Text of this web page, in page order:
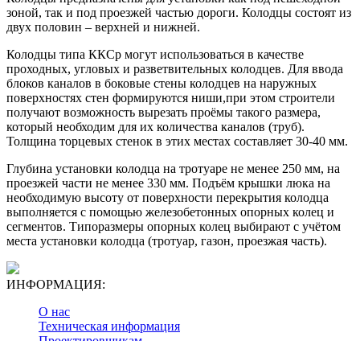
зоной, так и под проезжей частью дороги. Колодцы состоят из
двух половин – верхней и нижней.
Колодцы типа ККСр могут использоваться в качестве
проходных, угловых и разветвительных колодцев. Для ввода
блоков каналов в боковые стены колодцев на наружных
поверхностях стен формируются ниши,при этом строители
получают возможность вырезать проёмы такого размера,
который необходим для их количества каналов (труб).
Толщина торцевых стенок в этих местах составляет 30-40 мм.
Глубина установки колодца на тротуаре не менее 250 мм, на
проезжей части не менее 330 мм. Подъём крышки люка на
необходимую высоту от поверхности перекрытия колодца
выполняется с помощью железобетонных опорных колец и
сегментов. Типоразмеры опорных колец выбирают с учётом
места установки колодца (тротуар, газон, проезжая часть).
ИНФОРМАЦИЯ:
О нас
Техническая информация